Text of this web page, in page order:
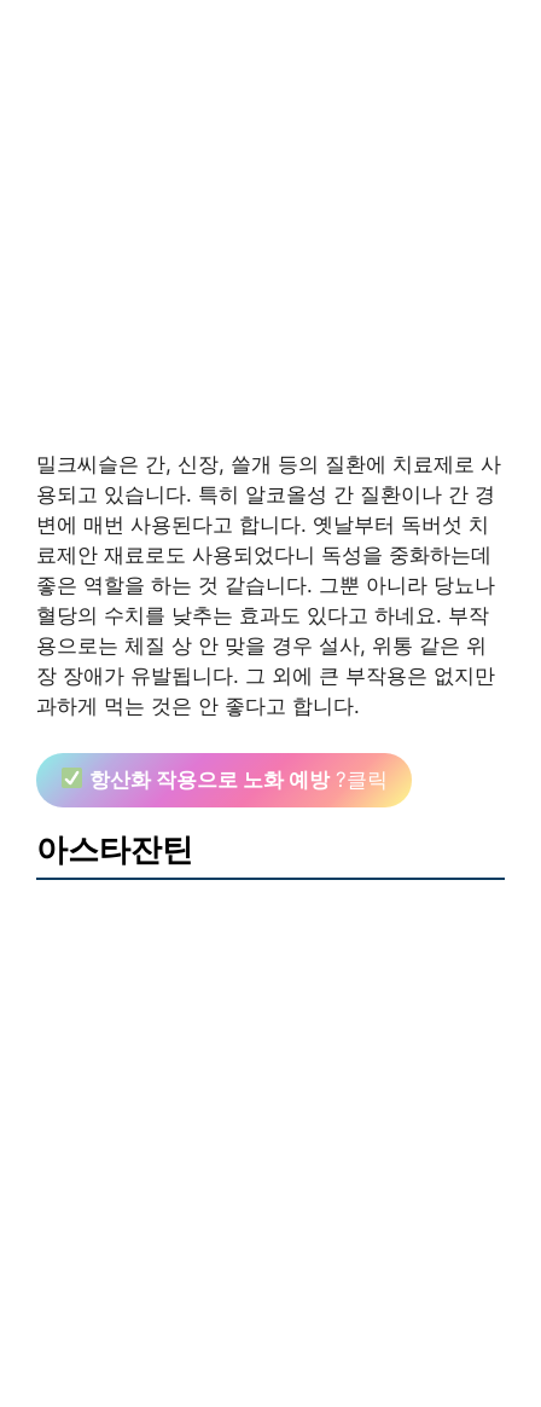
밀크씨슬은 간, 신장, 쓸개 등의 질환에 치료제로 사
용되고 있습니다. 특히 알코올성 간 질환이나 간 경
변에 매번 사용된다고 합니다. 옛날부터 독버섯 치
료제안 재료로도 사용되었다니 독성을 중화하는데
좋은 역할을 하는 것 같습니다. 그뿐 아니라 당뇨나
혈당의 수치를 낮추는 효과도 있다고 하네요. 부작
용으로는 체질 상 안 맞을 경우 설사, 위통 같은 위
장 장애가 유발됩니다. 그 외에 큰 부작용은 없지만
과하게 먹는 것은 안 좋다고 합니다.
항산화 작용으로 노화 예방?클릭
아스타잔틴